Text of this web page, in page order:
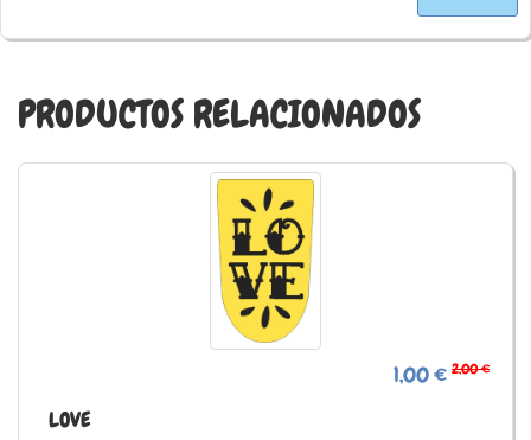
PRODUCTOS RELACIONADOS
1,00 € 2,00 €
LOVE